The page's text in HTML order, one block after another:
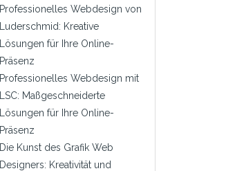
Professionelles Webdesign von
Luderschmid: Kreative
Lösungen für Ihre Online-
Präsenz
Professionelles Webdesign mit
LSC: Maßgeschneiderte
Lösungen für Ihre Online-
Präsenz
Die Kunst des Grafik Web
Designers: Kreativität und